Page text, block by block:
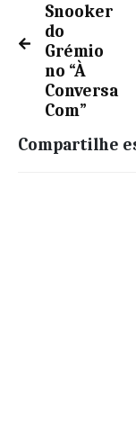
Snooker
do
Grémio
no “À
Conversa
Com”
Compartilhe